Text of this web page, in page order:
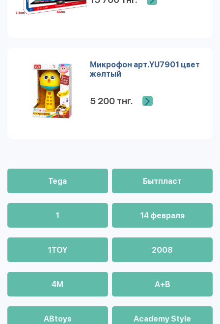
Микрофон арт.YU7901 цвет
желтый
5 200 тнг.
Tega Бытпласт
1 14 февраля
1TOY 2008
4М A+B
ABtoys Academy Style